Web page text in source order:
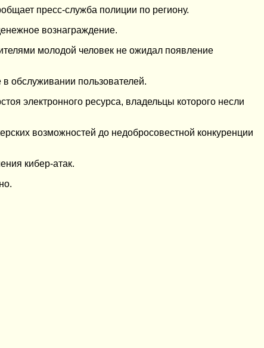
пресс-служба полиции по региону.
вознаграждение.
молодой человек не ожидал появление
обслуживании пользователей.
электронного ресурса, владельцы которого несли
возможностей до недобросовестной конкуренции
кибер-атак.